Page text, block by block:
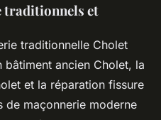
traditionnels et
traditionnelle Cholet
ancien Cholet, la
et la réparation fissure
de maçonnerie moderne